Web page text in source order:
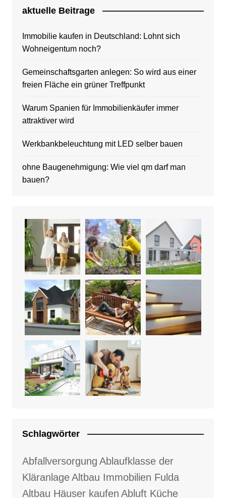
aktuelle Beitrage
Immobilie kaufen in Deutschland: Lohnt sich
Wohneigentum noch?
Gemeinschaftsgarten anlegen: So wird aus einer
freien Fläche ein grüner Treffpunkt
Warum Spanien für Immobilienkäufer immer
attraktiver wird
Werkbankbeleuchtung mit LED selber bauen
ohne Baugenehmigung: Wie viel qm darf man
bauen?
Schlagwörter
Abfallversorgung Ablaufklasse der
KläranlageAltbau Immobilien Fulda
Altbau Häuser kaufen Abluft Küche